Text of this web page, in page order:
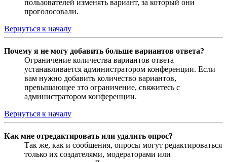
пользователей изменять вариант, за который они
проголосовали.
Вернуться к началу
Почему я не могу добавить больше вариантов ответа?
Ограничение количества вариантов ответа
устанавливается администратором конференции. Если
вам нужно добавить количество вариантов,
превышающее это ограничение, свяжитесь с
администратором конференции.
Вернуться к началу
Как мне отредактировать или удалить опрос?
Так же, как и сообщения, опросы могут редактироваться
только их создателями, модераторами или